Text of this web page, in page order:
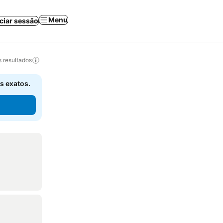
sessão Menu
resultados
exatos.